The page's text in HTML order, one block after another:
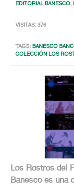
EDITORIAL BANESCO,
VISITAS: 376
TAGS:BANESCO
COLECCIÓN LOS
Los Rostros del
Banesco es una